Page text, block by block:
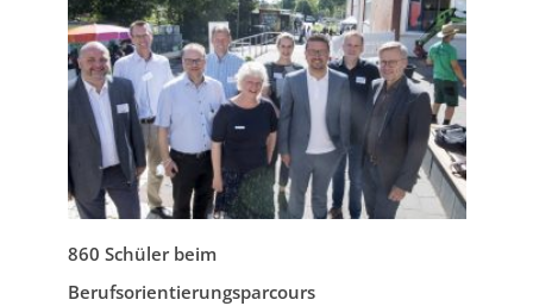
860 Schüler beim
Berufsorientierungsparcours